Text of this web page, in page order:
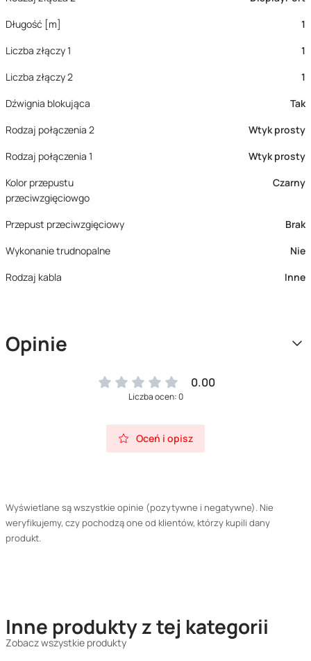
Długość [m]
1
Liczba złączy 1
1
Liczba złączy 2
1
Dźwignia blokująca
Tak
Rodzaj połączenia 2
Wtyk prosty
Rodzaj połączenia 1
Wtyk prosty
Kolor przepustu
przeciwzgięciowgo
Czarny
Przepust przeciwzgięciowy
Brak
Wykonanie trudnopalne
Nie
Rodzaj kabla
Inne
Opinie
0.00
Liczba ocen: 0
Oceń i opisz
Wyświetlane są wszystkie opinie (pozytywne i negatywne). Nie
weryfikujemy, czy pochodzą one od klientów, którzy kupili dany
produkt.
Inne produkty z tej kategorii
Zobacz wszystkie produkty